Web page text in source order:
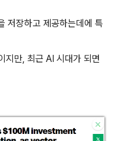
저장하고 제공하는데에 특
지만, 최근 AI 시대가 되면